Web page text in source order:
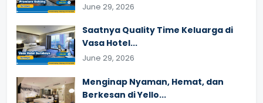
June 29, 2026
Saatnya Quality Time Keluarga di
Vasa Hotel...
June 29, 2026
Menginap Nyaman, Hemat, dan
Berkesan di Yello...